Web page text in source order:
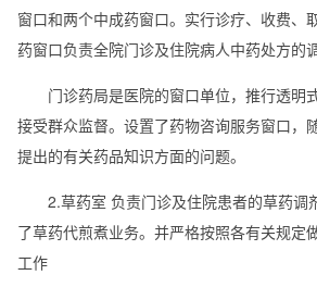
窗口和两个中成药窗口。实行诊疗、收费、
药窗口负责全院门诊及住院病人中药处方的调
门诊药局是医院的窗口单位，推行透明
接受群众监督。设置了药物咨询服务窗口，
提出的有关药品知识方面的问题。
2.草药室 负责门诊及住院患者的草药调
了草药代煎煮业务。并严格按照各有关规定
工作